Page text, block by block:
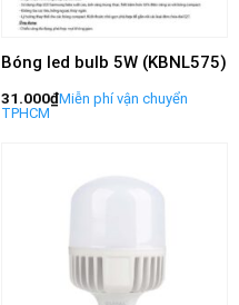
Bóng led bulb 5W (KBNL575)
31.000₫